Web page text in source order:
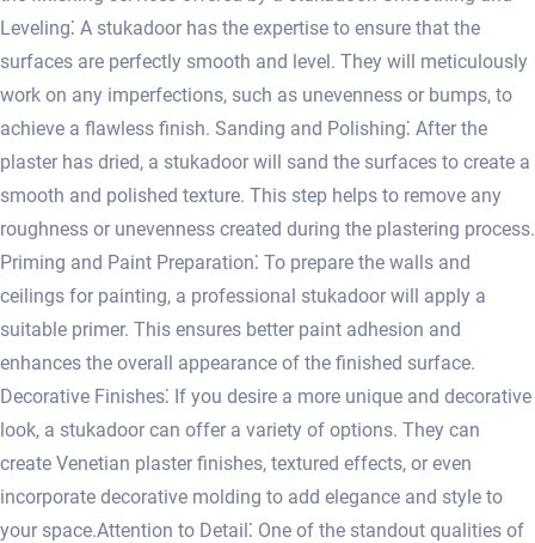
Leveling⁚ A stukadoor has the expertise to ensure that the
surfaces are perfectly smooth and level. They will meticulously
work on any imperfections, such as unevenness or bumps, to
achieve a flawless finish. Sanding and Polishing⁚ After the
plaster has dried, a stukadoor will sand the surfaces to create a
smooth and polished texture.​ This step helps to remove any
roughness or unevenness created during the plastering process.
Priming and Paint Preparation⁚ To prepare the walls and
ceilings for painting, a professional stukadoor will apply a
suitable primer.​ This ensures better paint adhesion and
enhances the overall appearance of the finished surface.​
Decorative Finishes⁚ If you desire a more unique and decorative
look, a stukadoor can offer a variety of options. They can
create Venetian plaster finishes, textured effects, or even
incorporate decorative molding to add elegance and style to
your space.​ Attention to Detail⁚ One of the standout qualities of